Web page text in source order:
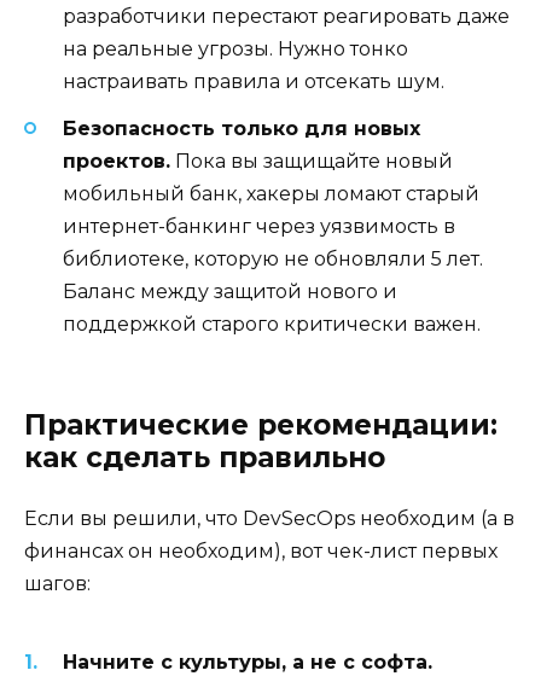
разработчики перестают реагировать даже
на реальные угрозы. Нужно тонко
настраивать правила и отсекать шум.
Безопасность только для новых
проектов. Пока вы защищайте новый
мобильный банк, хакеры ломают старый
интернет-банкинг через уязвимость в
библиотеке, которую не обновляли 5 лет.
Баланс между защитой нового и
поддержкой старого критически важен.
Практические рекомендации:
как сделать правильно
Если вы решили, что DevSecOps необходим (а в
финансах он необходим), вот чек-лист первых
шагов:
Начните с культуры, а не с софта.